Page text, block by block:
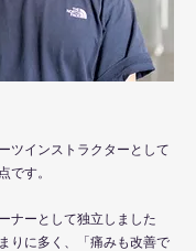
ツインストラクターとして
です。
ナーとして独立しました
りに多く、「痛みも改善で